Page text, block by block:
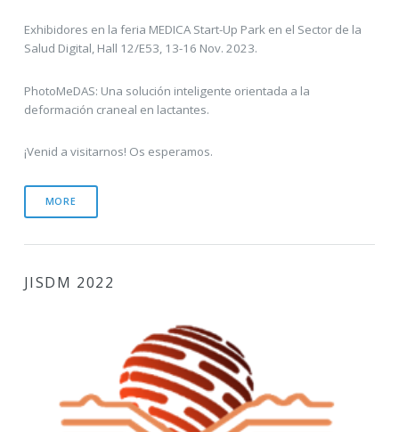
Exhibidores en la feria MEDICA Start-Up Park en el Sector de la
Salud Digital, Hall 12/E53, 13-16 Nov. 2023.
PhotoMeDAS: Una solución inteligente orientada a la
deformación craneal en lactantes.
¡Venid a visitarnos! Os esperamos.
MORE
JISDM 2022